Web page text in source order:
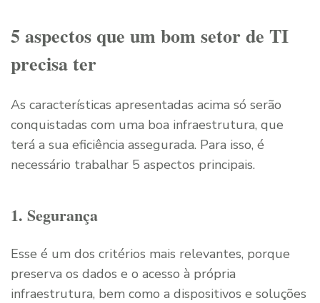
5 aspectos que um bom setor de TI
precisa ter
As características apresentadas acima só serão
conquistadas com uma boa infraestrutura, que
terá a sua eficiência assegurada. Para isso, é
necessário trabalhar 5 aspectos principais.
1. Segurança
Esse é um dos critérios mais relevantes, porque
preserva os dados e o acesso à própria
infraestrutura, bem como a dispositivos e soluções